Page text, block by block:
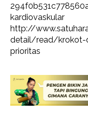
kardiovaskular
http://
detail/read/krokot-
prioritas